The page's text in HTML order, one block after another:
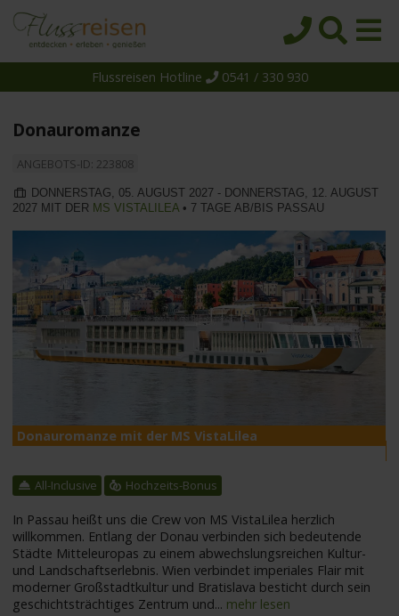
Reedereien
Über uns
Wissen
Suche
Flussreisen Hotline 0541 / 330 930
Donauromanze
ANGEBOTS-ID: 223808
DONNERSTAG, 05. AUGUST 2027 - DONNERSTAG, 12. AUGUST
2027 MIT DER MS VISTALILEA • 7 TAGE AB/BIS PASSAU
Donauromanze mit der MS VistaLilea
All-Inclusive Hochzeits-Bonus
In Passau heißt uns die Crew von MS VistaLilea herzlich
willkommen. Entlang der Donau verbinden sich bedeutende
Städte Mitteleuropas zu einem abwechslungsreichen Kultur-
und Landschaftserlebnis. Wien verbindet imperiales Flair mit
moderner Großstadtkultur und Bratislava besticht durch sein
geschichtsträchtiges Zentrum und... mehr lesen